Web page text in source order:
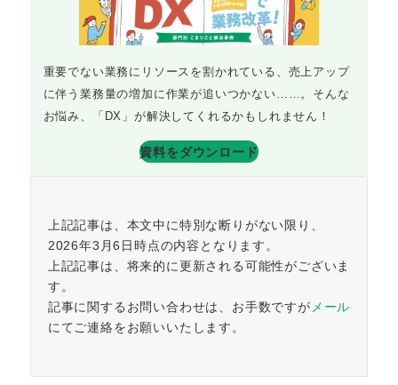
重要でない業務にリソースを割かれている、売上アップ
に伴う業務量の増加に作業が追いつかない……。そんな
お悩み、「DX」が解決してくれるかもしれません！
資料をダウンロード
上記記事は、本文中に特別な断りがない限り、
2026年3月6日時点の内容となります。
上記記事は、将来的に更新される可能性がございま
す。
記事に関するお問い合わせは、お手数ですがメール
にてご連絡をお願いいたします。